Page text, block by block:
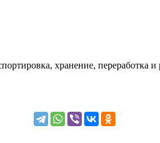
хранение, переработка